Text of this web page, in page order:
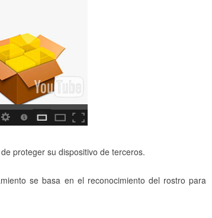
proteger su dispositivo de terceros.
se basa en el reconocimiento del rostro para